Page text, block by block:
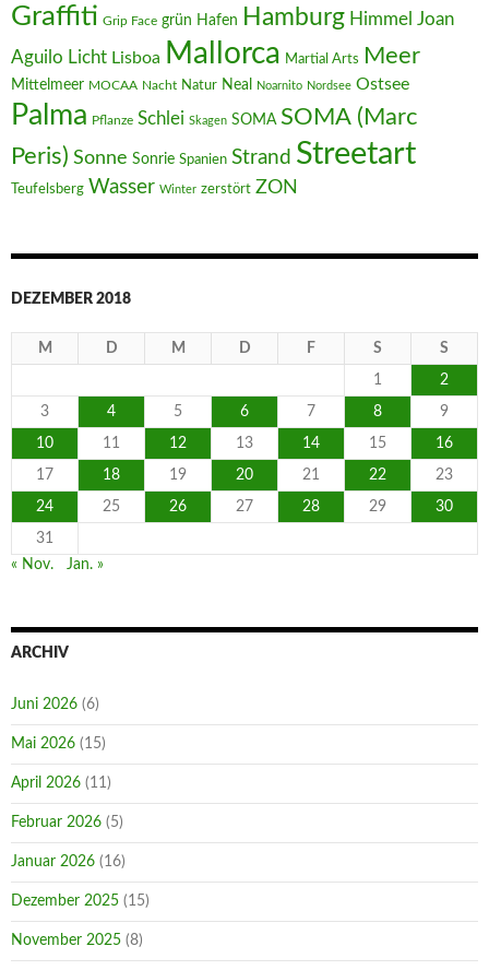
Graffiti Grip Face grün Hafen Hamburg Himmel Joan
Aguilo Licht Lisboa Mallorca Martial Arts Meer
Mittelmeer MOCAA Nacht Natur Neal Noarnito Nordsee Ostsee
Palma Pflanze Schlei Skagen SOMA SOMA (Marc
Peris) Sonne Sonrie Spanien Strand Streetart
Teufelsberg Wasser Winter zerstört ZON
DEZEMBER 2018
M D M D F S S
1 2
3 4 5 6 7 8 9
10 11 12 13 14 15 16
17 18 19 20 21 22 23
24 25 26 27 28 29 30
31
« Nov.
Jan. »
ARCHIV
Juni 2026 (6)
Mai 2026 (15)
April 2026 (11)
Februar 2026 (5)
Januar 2026 (16)
Dezember 2025 (15)
November 2025 (8)